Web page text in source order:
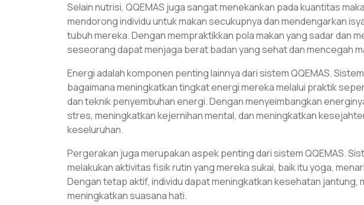
Selain nutrisi, QQEMAS juga sangat menekankan pada kuantitas
mendorong individu untuk makan secukupnya dan mendengarkan
tubuh mereka. Dengan mempraktikkan pola makan yang sadar dan
seseorang dapat menjaga berat badan yang sehat dan mencegah
Energi adalah komponen penting lainnya dari sistem QQEMAS.
bagaimana meningkatkan tingkat energi mereka melalui praktik
dan teknik penyembuhan energi. Dengan menyeimbangkan
stres, meningkatkan kejernihan mental, dan meningkatkan
keseluruhan.
Pergerakan juga merupakan aspek penting dari sistem QQEMAS.
melakukan aktivitas fisik rutin yang mereka sukai, baik itu yoga,
Dengan tetap aktif, individu dapat meningkatkan kesehatan jantung,
meningkatkan suasana hati.